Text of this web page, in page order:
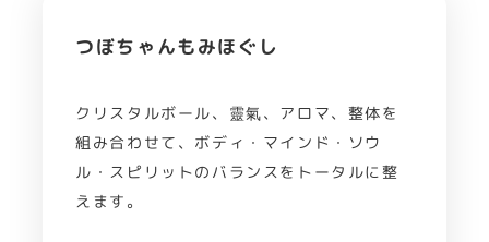
つぼちゃんもみほぐし
クリスタルボール、靈氣、アロマ、整体を
組み合わせて、ボディ・マインド・ソウ
ル・スピリットのバランスをトータルに整
えます。